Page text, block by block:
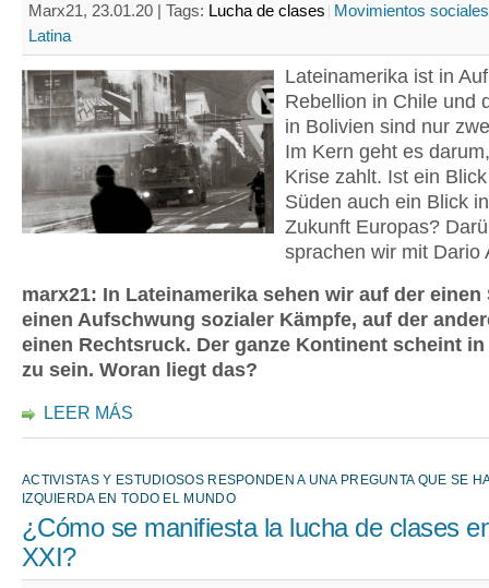
Marx21, 23.01.20 | Tags: Lucha de clases Movimientos sociales
Latina
Lateinamerika ist in
Rebellion in Chile und
in Bolivien sind nur
Im Kern geht es
Krise zahlt. Ist ein
Süden auch ein Blick
Zukunft Europas?
sprachen wir mit Dario
marx21: In Lateinamerika sehen wir auf der einen
einen Aufschwung sozialer Kämpfe, auf der
einen Rechtsruck. Der ganze Kontinent scheint
zu sein. Woran liegt das?
LEER MÁS
ACTIVISTAS Y ESTUDIOSOS RESPONDEN A UNA PREGUNTA QUE SE
IZQUIERDA EN TODO EL MUNDO
¿Cómo se manifiesta la lucha de clases
XXI?